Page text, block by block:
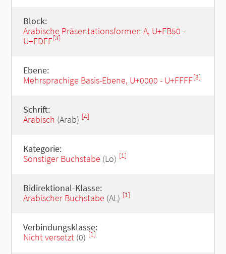
Block:
Arabische Präsentationsformen A, U+FB50 -
U+FDFF[3]
Ebene:
Mehrsprachige Basis-Ebene, U+0000 - U+FFFF[3]
Schrift:
Arabisch (Arab) [4]
Kategorie:
Sonstiger Buchstabe (Lo) [1]
Bidirektional-Klasse:
Arabischer Buchstabe (AL) [1]
Verbindungsklasse:
Nicht versetzt(0) [1]